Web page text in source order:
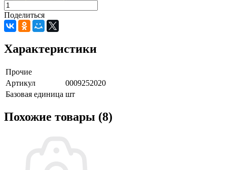
Поделиться
Характеристики
Прочие
Артикул
0009252020
Базовая единица шт
Похожие товары (8)